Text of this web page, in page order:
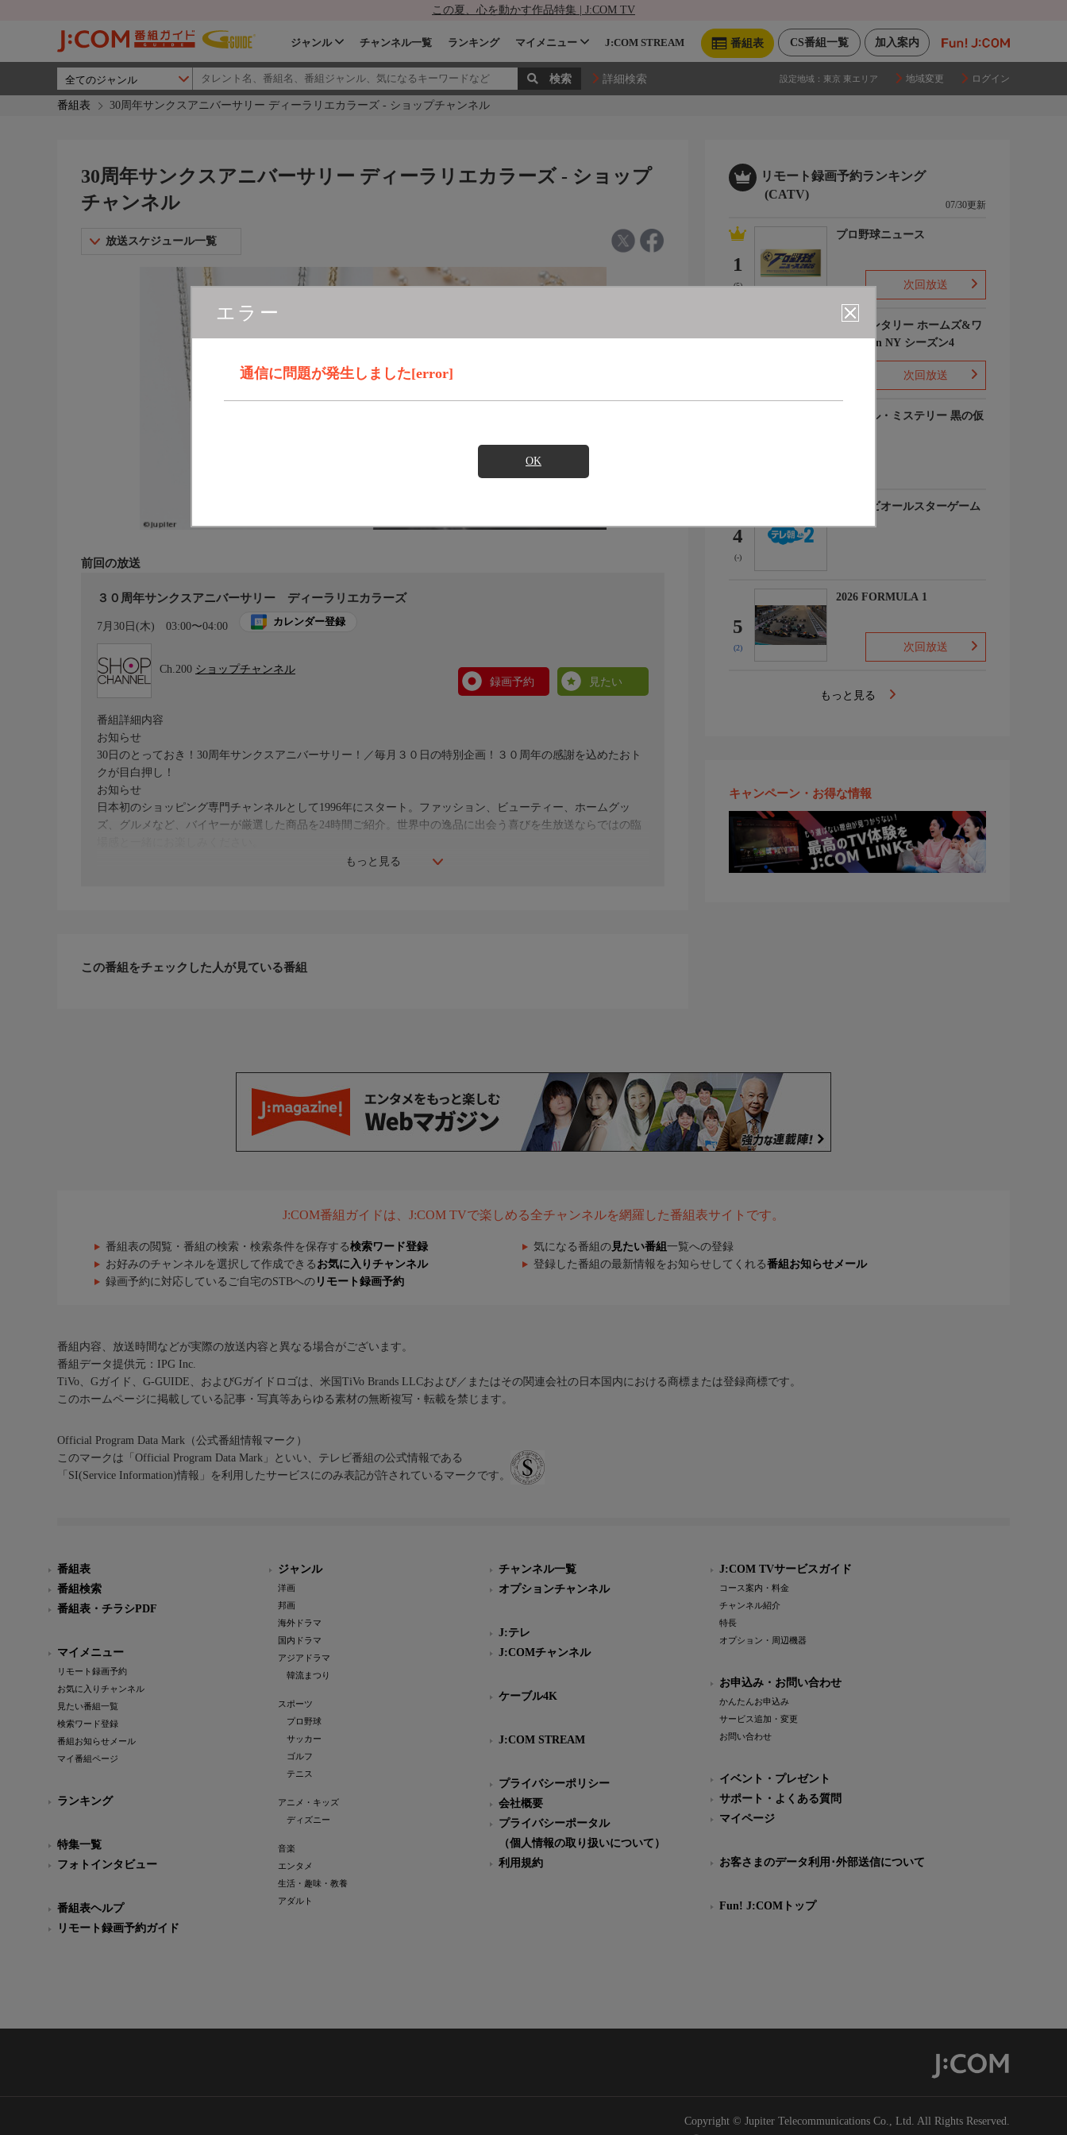
この夏、心を動かす作品特集 | J:COM TV
加入案内
CS番組一覧
番組表
ジャンル チャンネル一覧 ランキング マイメニュー J:COM STREAM
詳細検索 設定地域： 東京 東エリア 地域変更 ログイン
番組表 30周年サンクスアニバーサリー ディーラリエカラーズ - ショップチャンネル
エラー
通信に問題が発生しました[error]
OK
30周年サンクスアニバーサリー ディーラリエカラーズ - ショップ
チャンネル
放送スケジュール一覧
前回の放送
３０周年サンクスアニバーサリー ディーラリエカラーズ
7月30日(木) 03:00〜04:00 カレンダー登録
Ch.200 ショップチャンネル
録画予約
見たい
もっと見る
番組詳細内容
お知らせ
30日のとっておき！30周年サンクスアニバーサリー！／毎月３０日の特別企画！３０周年の感謝を込めたおト
クが目白押し！
お知らせ
日本初のショッピング専門チャンネルとして1996年にスタート。ファッション、ビューティー、ホームグッ
ズ、グルメなど、バイヤーが厳選した商品を24時間ご紹介。世界中の逸品に出会う喜びを生放送ならではの臨
この番組をチェックした人が見ている番組
リモート録画予約ランキング
(CATV)
07/30更新
1
(5)
プロ野球ニュース
次回放送
エレメンタリー ホームズ&ワ
トソン in NY シーズン4
次回放送
ルーヴル・ミステリー 黒の仮
4
(-)
マイナビオールスターゲーム
2026
5
(2)
2026 FORMULA 1
次回放送
もっと見る
キャンペーン・お得な情報
J:COM番組ガイドは、J:COM TVで楽しめる全チャンネルを網羅した番組表サイトです。
番組表の閲覧・番組の検索・検索条件を保存する検索ワード登録 気になる番組の 見たい番組 一覧への登録
お好みのチャンネルを選択して作成できる お気に入りチャンネル 登録した番組の最新情報をお知らせしてくれる番組お知らせメール
録画予約に対応しているご自宅のSTBへの リモート録画予約
番組内容、放送時間などが実際の放送内容と異なる場合がございます。
番組データ提供元：IPG Inc.
TiVo、Gガイド、G-GUIDE、およびGガイドロゴは、米国TiVo Brands LLCおよび／またはその関連会社の日本国内における商標または登録商標です。
このホームページに掲載している記事・写真等あらゆる素材の無断複写・転載を禁じます。
Official Program Data Mark（公式番組情報マーク）
このマークは「Official Program Data Mark」といい、テレビ番組の公式情報である
「SI(Service Information)情報」を利用したサービスにのみ表記が許されているマークです。
番組表
番組検索
番組表・チラシPDF
マイメニュー
リモート録画予約
お気に入りチャンネル
見たい番組一覧
検索ワード登録
番組お知らせメール
マイ番組ページ
ランキング
特集一覧
フォトインタビュー
番組表ヘルプ
リモート録画予約ガイド
ジャンル
洋画
邦画
海外ドラマ
国内ドラマ
アジアドラマ
韓流まつり
スポーツ
プロ野球
サッカー
ゴルフ
テニス
アニメ・キッズ
ディズニー
音楽
エンタメ
生活・趣味・教養
アダルト
チャンネル一覧
オプションチャンネル
J:テレ
J:COMチャンネル
ケーブル4K
J:COM STREAM
プライバシーポリシー
会社概要
プライバシーポータル
（個人情報の取り扱いについて）
利用規約
J:COM TVサービスガイド
コース案内・料金
チャンネル紹介
特長
オプション・周辺機器
お申込み・お問い合わせ
かんたんお申込み
サービス追加・変更
お問い合わせ
イベント・プレゼント
サポート・よくある質問
マイページ
お客さまのデータ利用･外部送信について
Fun! J:COMトップ
Copyright © Jupiter Telecommunications Co., Ltd. All Rights Reserved.